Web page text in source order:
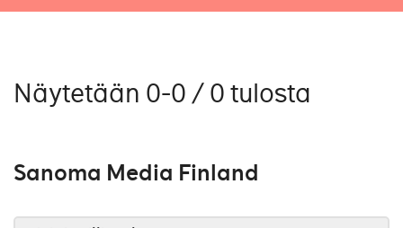
Näytetään 0-0 / 0 tulosta
Sanoma Media Finland